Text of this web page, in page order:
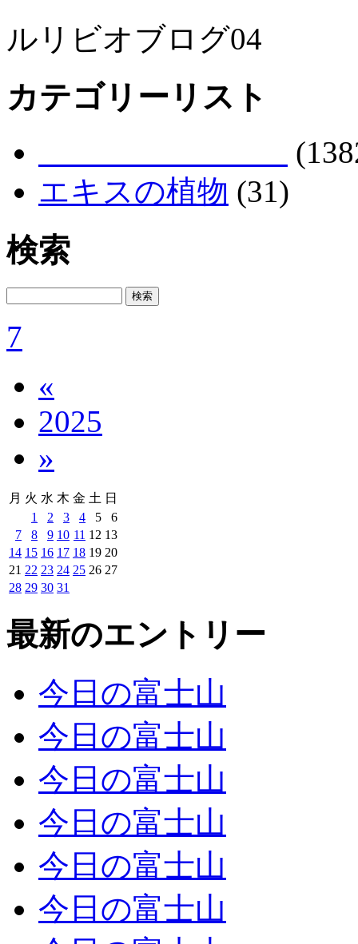
ルリビオブログ04
カテゴリーリスト
エキスの植物 (31)
検索
7
«
2025
»
月 火 水 木 金 土 日
1
2 3 4 5
6
7
8 9 10 11 12 13
14 15 16 17 18 19 20
21 22 23 24 25 26 27
28 29 30 31
最新のエントリー
今日の富士山
今日の富士山
今日の富士山
今日の富士山
今日の富士山
今日の富士山